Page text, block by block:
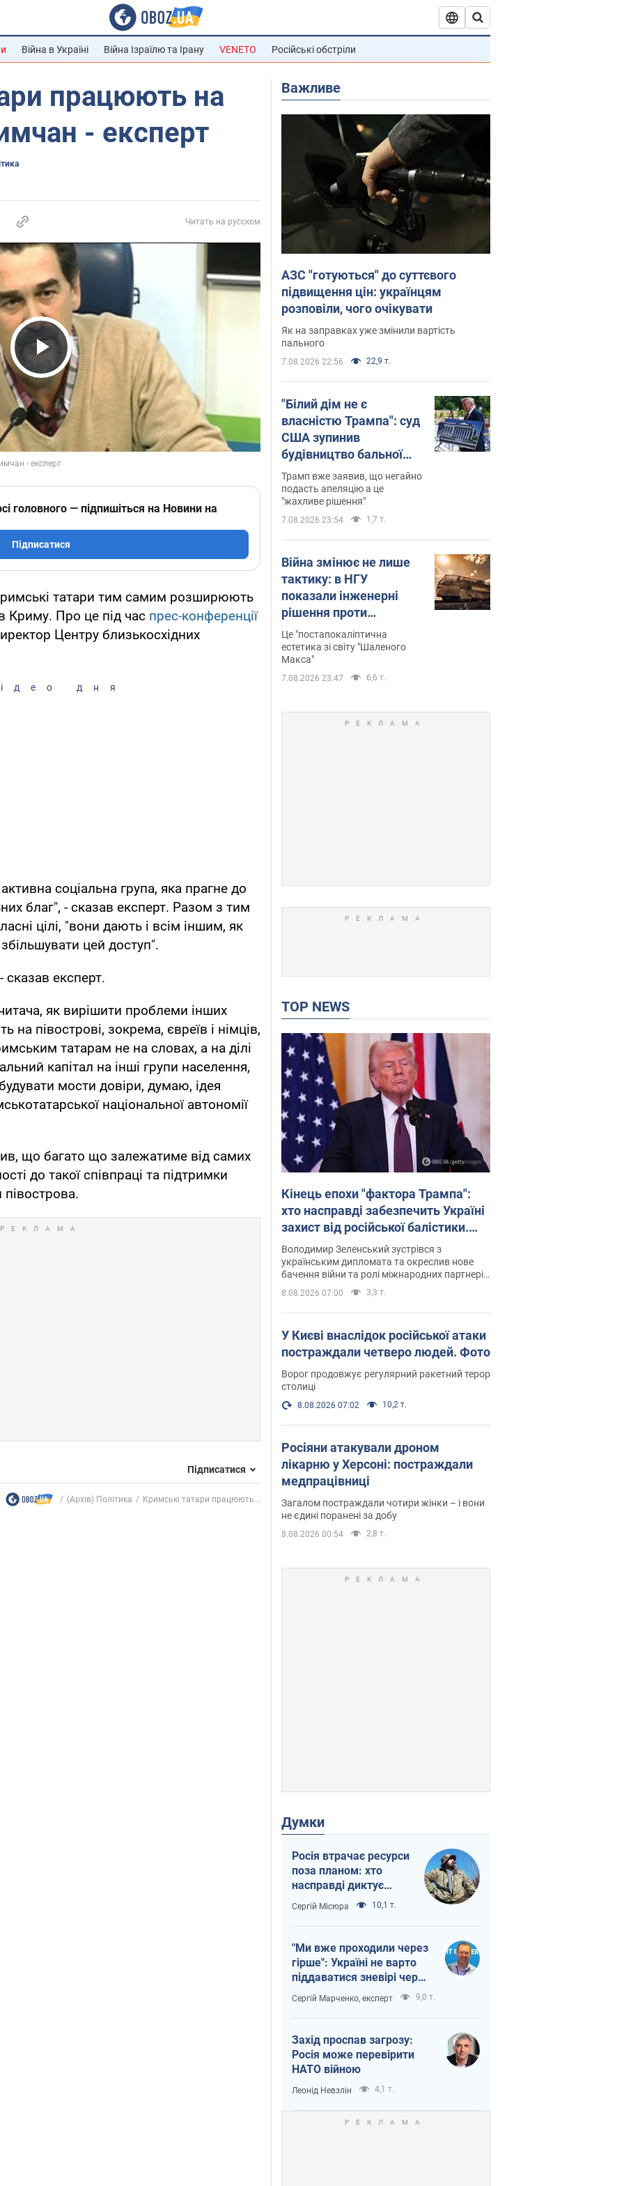
Війна в Україні Війна Ізраїлю та Ірану VENETO Російські обстріли
працюють на
- експерт
Читать на русском
Play Video
головного — підпишіться на Новини на
Підписатися
татари тим самим розширюють
Криму. Про це під час прес-конференції
Центру близькосхідних
дня
соціальна група, яка прагне до
благ", - сказав експерт. Разом з тим
цілі, "вони дають і всім іншим, як
цей доступ".
сказав експерт.
як вирішити проблеми інших
на півострові, зокрема, євреїв і німців,
татарам не на словах, а на ділі
капітал на інші групи населення,
мости довіри, думаю, ідея
національної автономії
що багато що залежатиме від самих
до такої співпраці та підтримки
півострова.
Підписатися
(Архів) Політика Кримські татари працюють...
Важливе
АЗС "готуються" до суттєвого
підвищення цін: українцям
розповіли, чого очікувати
Як на заправках уже змінили вартість
пального
7.08.2026 22:56 22,9 т.
"Білий дім не є
власністю Трампа": суд
США зупинив
будівництво бальної
зали за $400 млн
Трамп вже заявив, що негайно
подасть апеляцію а це
"жахливе рішення"
7.08.2026 23:54 1,7 т.
Війна змінює не лише
тактику: в НГУ
показали інженерні
рішення проти
російських FPV-дронів.
Фото
Це "постапокаліптична
естетика зі світу "Шаленого
Макса"
7.08.2026 23:47 6,6 т.
TOP NEWS
Кінець епохи "фактора Трампа":
хто насправді забезпечить Україні
захист від російської балістики.
Інтерв’ю з Безсмертним
Володимир Зеленський зустрівся з
українським дипломата та окреслив нове
бачення війни та ролі міжнародних партнерів
у боротьбі з Росією
8.08.2026 07:00 3,3 т.
У Києві внаслідок російської атаки
постраждали четверо людей. Фото
Ворог продовжує регулярний ракетний терор
столиці
8.08.2026 07:02 10,2 т.
Росіяни атакували дроном
лікарню у Херсоні: постраждали
медпрацівниці
Загалом постраждали чотири жінки – і вони
не єдині поранені за добу
8.08.2026 00:54 2,8 т.
Думки
Росія втрачає ресурси
поза планом: хто
насправді диктує
темп війни
Сергій Місюра 10,1 т.
"Ми вже проходили через
гірше": Україні не варто
піддаватися зневірі через
ракетний терор
Сергій Марченко, експерт 9,0 т.
Захід проспав загрозу:
Росія може перевірити
НАТО війною
Леонід Невзлін 4,1 т.